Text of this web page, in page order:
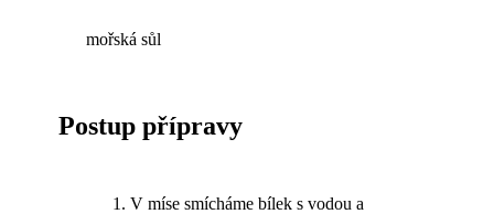
mořská sůl
Postup přípravy
V míse smícháme bílek s vodou a